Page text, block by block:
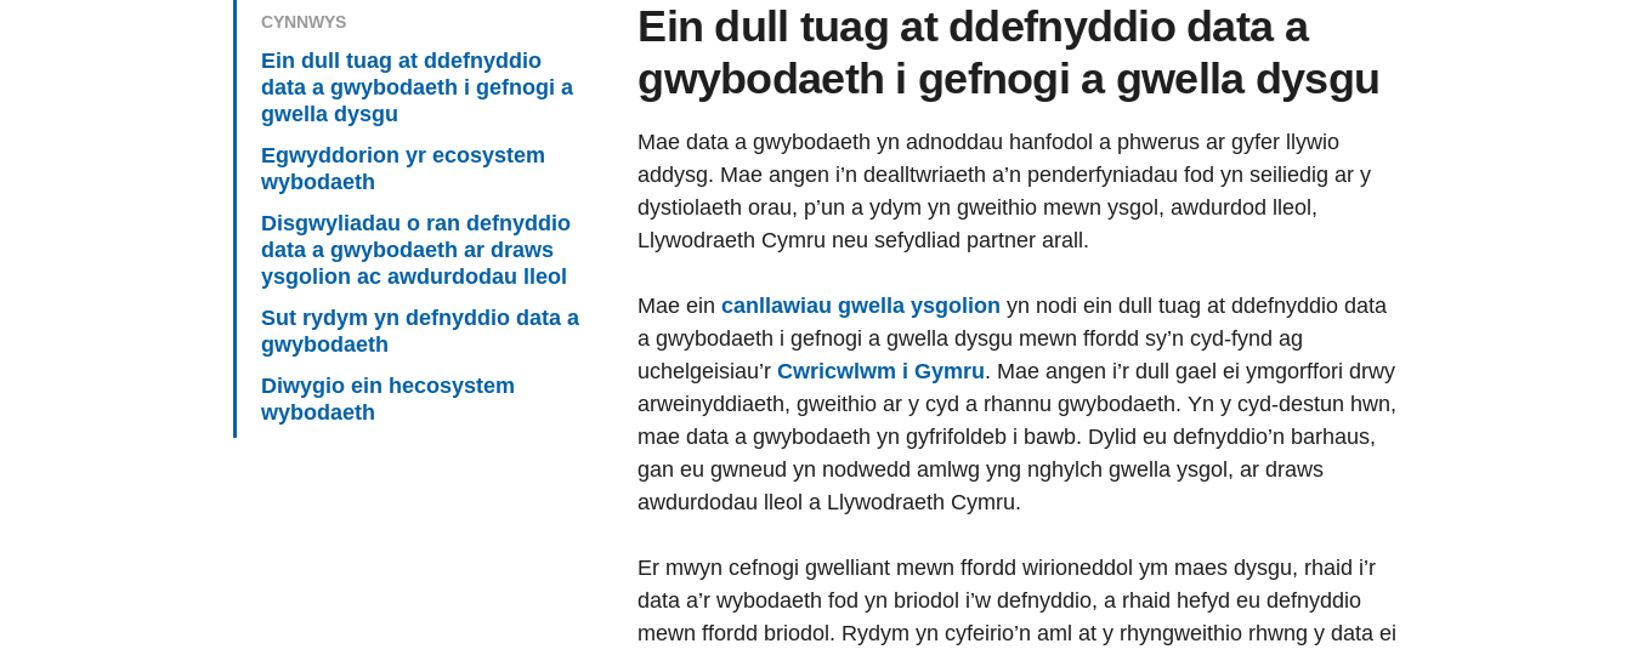
CYNNWYS
Ein dull tuag at ddefnyddio
data a gwybodaeth i gefnogi a
gwella dysgu
Egwyddorion yr ecosystem
wybodaeth
Disgwyliadau o ran defnyddio
data a gwybodaeth ar draws
ysgolion ac awdurdodau lleol
Sut rydym yn defnyddio data a
gwybodaeth
Diwygio ein hecosystem
wybodaeth
Ein dull tuag at ddefnyddio data a
gwybodaeth i gefnogi a gwella dysgu
Mae data a gwybodaeth yn adnoddau hanfodol a phwerus ar gyfer llywio
addysg. Mae angen i’n dealltwriaeth a’n penderfyniadau fod yn seiliedig ar y
dystiolaeth orau, p’un a ydym yn gweithio mewn ysgol, awdurdod lleol,
Llywodraeth Cymru neu sefydliad partner arall.
Mae eincanllawiau gwella ysgolion yn nodi ein dull tuag at ddefnyddio data
a gwybodaeth i gefnogi a gwella dysgu mewn ffordd sy’n cyd-fynd ag
uchelgeisiau’rCwricwlwm i Gymru. Mae angen i’r dull gael ei ymgorffori drwy
arweinyddiaeth, gweithio ar y cyd a rhannu gwybodaeth. Yn y cyd-destun hwn,
mae data a gwybodaeth yn gyfrifoldeb i bawb. Dylid eu defnyddio’n barhaus,
gan eu gwneud yn nodwedd amlwg yng nghylch gwella ysgol, ar draws
awdurdodau lleol a Llywodraeth Cymru.
Er mwyn cefnogi gwelliant mewn ffordd wirioneddol ym maes dysgu, rhaid i’r
data a’r wybodaeth fod yn briodol i’w defnyddio, a rhaid hefyd eu defnyddio
mewn ffordd briodol. Rydym yn cyfeirio’n aml at y rhyngweithio rhwng y data ei